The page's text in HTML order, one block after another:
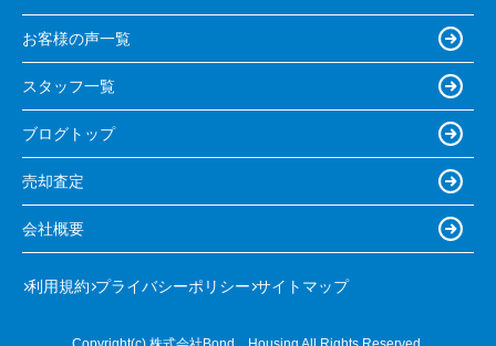
お客様の声一覧
スタッフ一覧
ブログトップ
売却査定
会社概要
利用規約 プライバシーポリシー サイトマップ